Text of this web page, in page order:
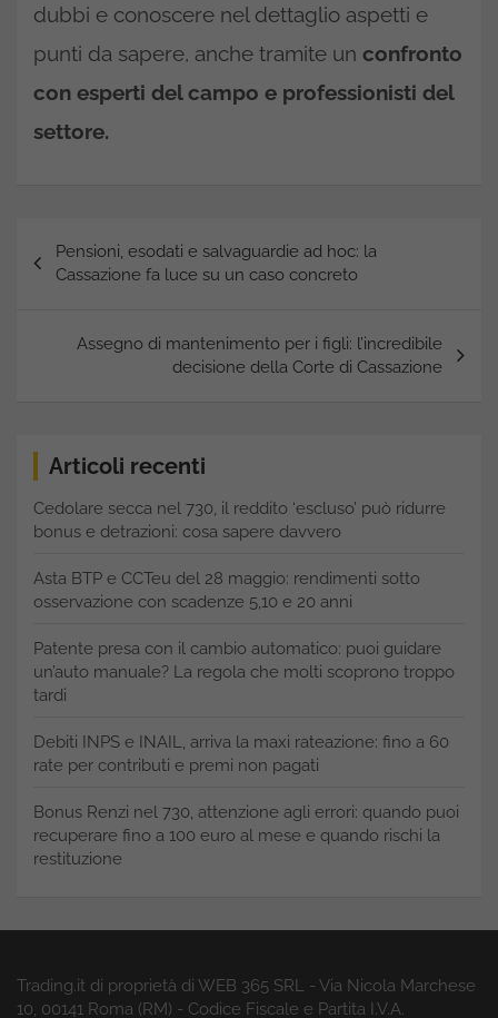
dubbi e conoscere nel dettaglio aspetti e
punti da sapere, anche tramite un confronto
con esperti del campo e professionisti del
settore.
articoli
Pensioni, esodati e salvaguardie ad hoc: la
Cassazione fa luce su un caso concreto
Assegno di mantenimento per i figli: l’incredibile
decisione della Corte di Cassazione
Articoli recenti
Cedolare secca nel 730, il reddito ‘escluso’ può ridurre
bonus e detrazioni: cosa sapere davvero
Asta BTP e CCTeu del 28 maggio: rendimenti sotto
osservazione con scadenze 5,10 e 20 anni
Patente presa con il cambio automatico: puoi guidare
un’auto manuale? La regola che molti scoprono troppo
tardi
Debiti INPS e INAIL, arriva la maxi rateazione: fino a 60
rate per contributi e premi non pagati
Bonus Renzi nel 730, attenzione agli errori: quando puoi
recuperare fino a 100 euro al mese e quando rischi la
restituzione
Trading.it di proprietà di WEB 365 SRL - Via Nicola Marchese
10, 00141 Roma (RM) - Codice Fiscale e Partita I.V.A.